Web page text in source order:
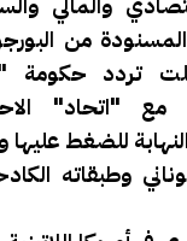
المسنودة من
تردد حكومة
مع "اتحاد"
للضغط عليها
وطبقاته